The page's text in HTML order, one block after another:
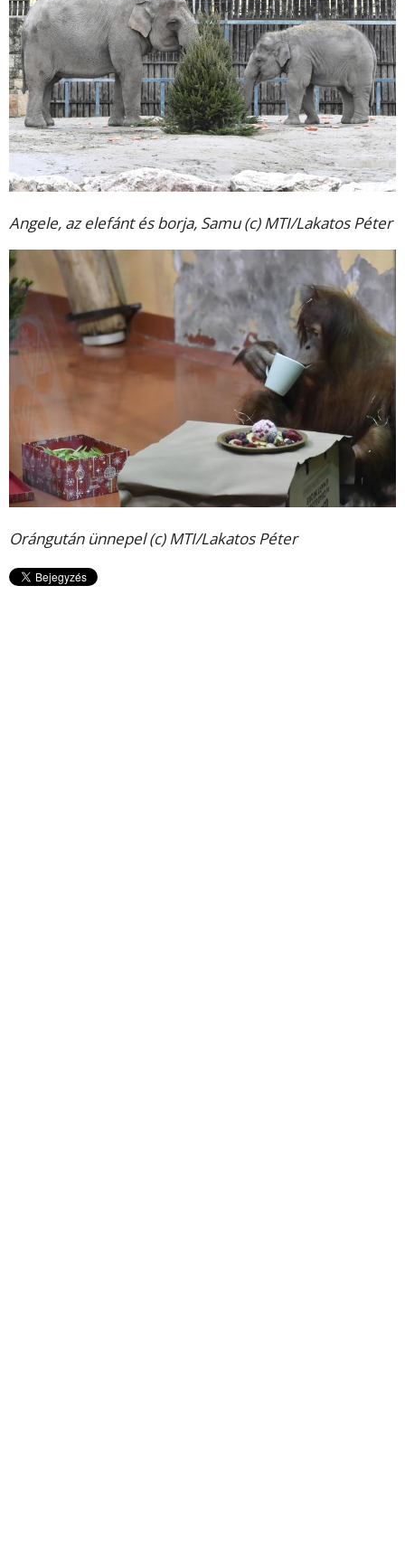
Angele, az elefánt és borja, Samu (c) MTI/Lakatos Péter
Orángután ünnepel (c) MTI/Lakatos Péter